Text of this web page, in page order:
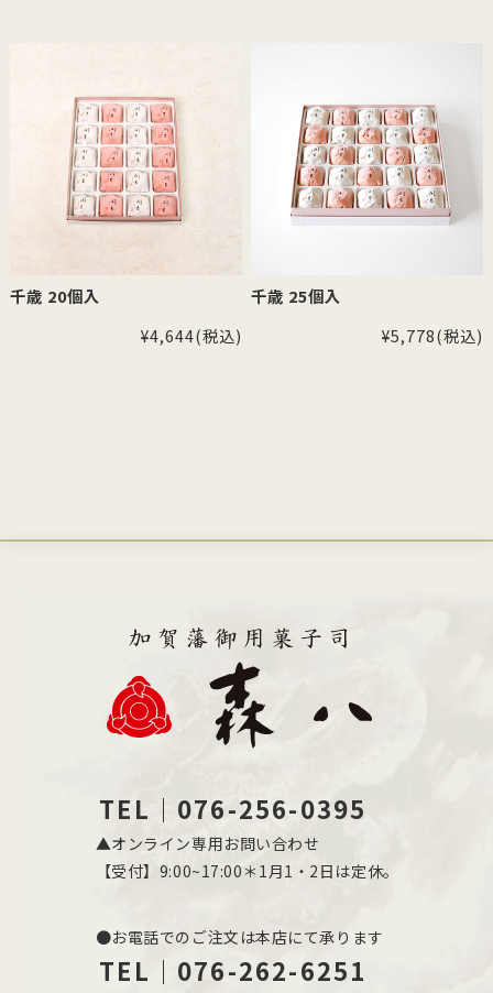
千歳 20個入
¥4,644(税込)
千歳 25個入
¥5,778(税込)
TEL｜076-256-0395
▲オンライン専用お問い合わせ
【受付】9:00~17:00＊1月1・2日は定休。
●お電話でのご注文は本店にて承ります
TEL｜076-262-6251